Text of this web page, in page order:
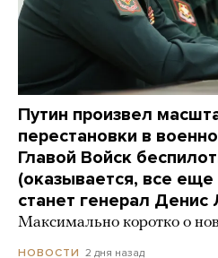
Путин произвел
перестановки в
Главой Войск
(оказывается, все
станет генерал Денис
Максимально коротко о
НОВОСТИ 2 дня назад